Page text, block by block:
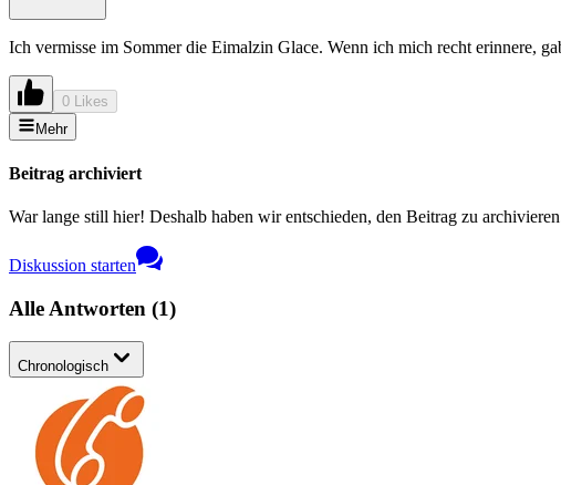
Ich vermisse im Sommer die Eimalzin Glace. Wenn ich mich recht erinnere,
0 Likes
Mehr
Beitrag archiviert
War lange still hier! Deshalb haben wir entschieden, den Beitrag zu
Diskussion starten
Alle Antworten (1)
Chronologisch